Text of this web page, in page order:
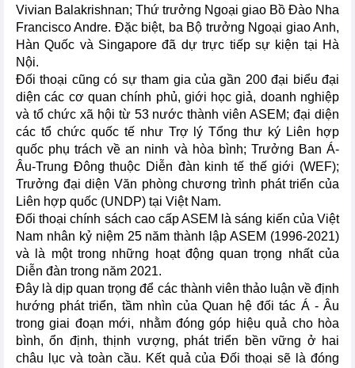
Vivian Balakrishnan; Thứ trưởng Ngoại giao Bồ Đào Nha
Francisco Andre. Đặc biệt, ba Bộ trưởng Ngoại giao Anh,
Hàn Quốc và Singapore đã dự trực tiếp sự kiện tại Hà
Nội.
Đối thoại cũng có sự tham gia của gần 200 đại biểu đại
diện các cơ quan chính phủ, giới học giả, doanh nghiệp
và tổ chức xã hội từ 53 nước thành viên ASEM; đại diện
các tổ chức quốc tế như Trợ lý Tổng thư ký Liên hợp
quốc phụ trách về an ninh và hòa bình; Trưởng Ban Á-
Âu-Trung Đông thuộc Diễn đàn kinh tế thế giới (WEF);
Trưởng đại diện Văn phòng chương trình phát triển của
Liên hợp quốc (UNDP) tại Việt Nam.
Đối thoại chính sách cao cấp ASEM là sáng kiến của Việt
Nam nhân kỷ niệm 25 năm thành lập ASEM (1996-2021)
và là một trong những hoạt động quan trọng nhất của
Diễn đàn trong năm 2021.
Đây là dịp quan trọng để các thành viên thảo luận về định
hướng phát triển, tầm nhìn của Quan hệ đối tác Á - Âu
trong giai đoạn mới, nhằm đóng góp hiệu quả cho hòa
bình, ổn định, thịnh vượng, phát triển bền vững ở hai
châu lục và toàn cầu. Kết quả của Đối thoại sẽ là đóng